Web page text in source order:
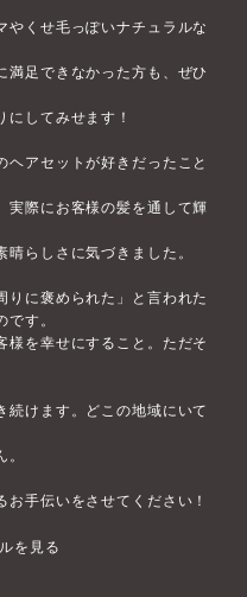
やくせ毛っぽいナチュラルな
満足できなかった方も、ぜひ
にしてみせます！
アセットが好きだったこと
実際にお客様の髪を通して輝
らしさに気づきました。
りに褒められた」と言われた
す。
様を幸せにすること。ただそ
続けます。どこの地域にいて
手伝いをさせてください！
を見る